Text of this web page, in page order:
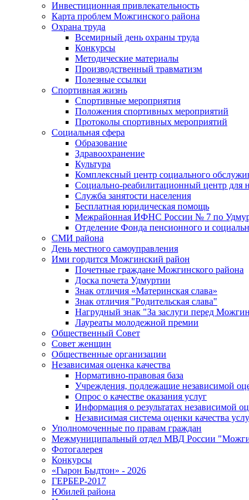
Инвестиционная привлекательность
Карта проблем Можгинского района
Охрана труда
Всемирный день охраны труда
Конкурсы
Методические материалы
Производственный травматизм
Полезные ссылки
Спортивная жизнь
Спортивные мероприятия
Положения спортивных мероприятий
Протоколы спортивных мероприятий
Социальная сфера
Образование
Здравоохранение
Культура
Комплексный центр социального
Социально-реабилитационный центр для
Служба занятости населения
Бесплатная юридическая помощь
Межрайонная ИФНС России № 7 по
Отделение Фонда пенсионного и
СМИ района
День местного самоуправления
Ими гордится Можгинский район
Почетные граждане Можгинского района
Доска почета Удмуртии
Знак отличия «Материнская слава»
Знак отличия "Родительская слава"
Нагрудный знак "За заслуги перед
Лауреаты молодежной премии
Общественный Совет
Совет женщин
Общественные организации
Независимая оценка качества
Нормативно-правовая база
Учреждения, подлежащие независимой
Опрос о качестве оказания услуг
Информация о результатах независимой
Независимая система оценки качества
Уполномоченные по правам граждан
Межмуниципальный отдел МВД России
Фотогалерея
Конкурсы
«Гырон Быдтон» - 2026
ГЕРБЕР-2017
Юбилей района